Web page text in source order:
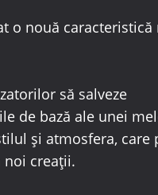
o nouă caracteristică
să salveze
de bază ale unei
și atmosfera, care
noi creații.